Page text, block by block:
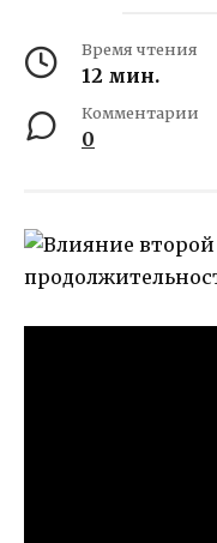
Время чтения
12 мин.
Комментарии
0